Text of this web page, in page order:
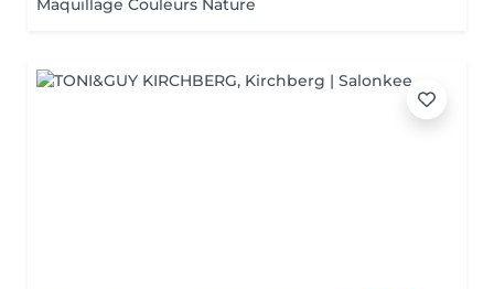
Maquillage Couleurs Nature